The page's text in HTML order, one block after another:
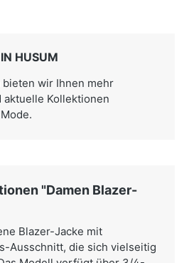
HUSUM
bieten wir Ihnen mehr
aktuelle Kollektionen
"Damen Blazer-
Blazer-Jacke mit
Ausschnitt, die sich vielseitig